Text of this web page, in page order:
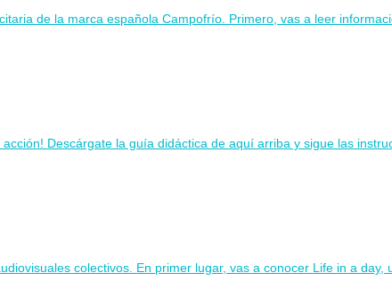
de la marca española Campofrío. Primero, vas a leer
Descárgate la guía didáctica de aquí arriba y sigue las
colectivos. En primer lugar, vas a conocer Life in a day,